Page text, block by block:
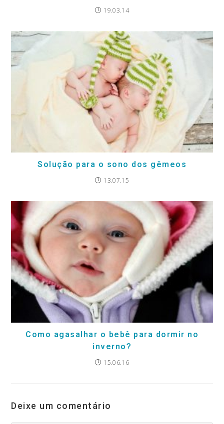
19.03.14
Solução para o sono dos gêmeos
13.07.15
Como agasalhar o bebê para dormir no
inverno?
15.06.16
Deixe um comentário